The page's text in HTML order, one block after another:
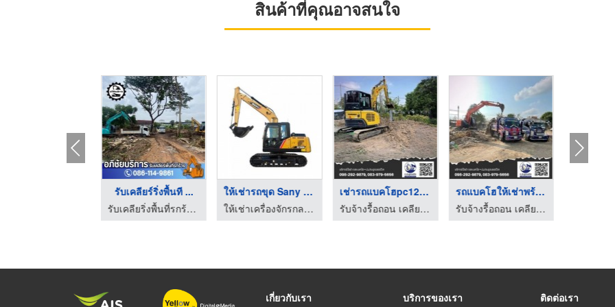
สินค้าที่คุณอาจสนใจ
รับเหมาทุบตึก รื้อถอ ...
รับเคลียริ่งพื้นที่รกร้าง ปทุมธานี - โชคทรัพย์อภิชัย
รับเคลียร์ริ่งพื้นที ...
รับเคลียริ่งพื้นที่รกร้าง ปทุมธานี - โชคทรัพย์อภิชัย
ให้เช่ารถขุด Sany 13 ...
ให้เช่าเครื่องจักรกล เซทคอน
เช่ารถแบคโฮpc120 กรุ ...
รับจ้างรื้อถอน เคลียร์ริ่งพื้นที่ ให้เช่าแบคโฮ-ป.ประยูรเซอร์วิส
เกี่ยวกับเรา บริการของเรา ติดต่อเรา